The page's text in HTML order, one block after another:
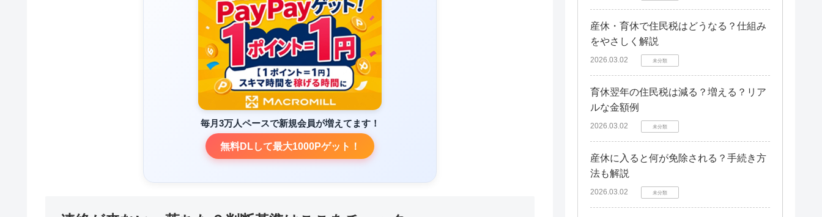
毎月3万人ペースで新規会員が増えてます！
無料DLして最大1000Pゲット！
産休・育休で住民税はどうなる？仕組み
をやさしく解説
2026.03.02 未分類
育休翌年の住民税は減る？増える？リア
ルな金額例
2026.03.02 未分類
産休に入ると何が免除される？手続き方
法も解説
2026.03.02 未分類